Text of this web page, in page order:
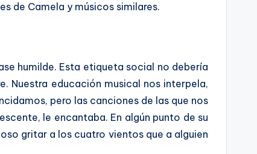
de Camela y músicos similares.
humilde. Esta etiqueta social no debería
Nuestra educación musical nos interpela,
pero las canciones de las que nos
le encantaba. En algún punto de su
gritar a los cuatro vientos que a alguien